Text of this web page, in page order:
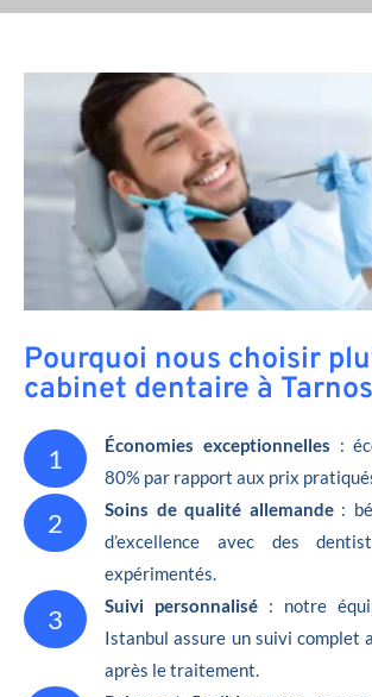
Pourquoi nous choisir
cabinet dentaire à
1 Économies exceptionnelles :
80% par rapport aux prix
2 Soins de qualité allemande:
d’excellence avec des
expérimentés.
3 Suivi personnalisé : notre
Istanbul assure un suivi complet
après le traitement.